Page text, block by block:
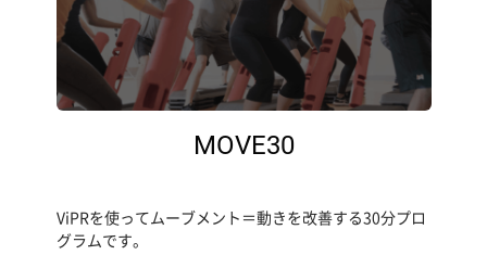
MOVE30
ViPRを使ってムーブメント＝動きを改善する30分プロ
グラムです。